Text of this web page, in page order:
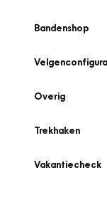
Bandenshop
Overig
Trekhaken
Vakantiecheck